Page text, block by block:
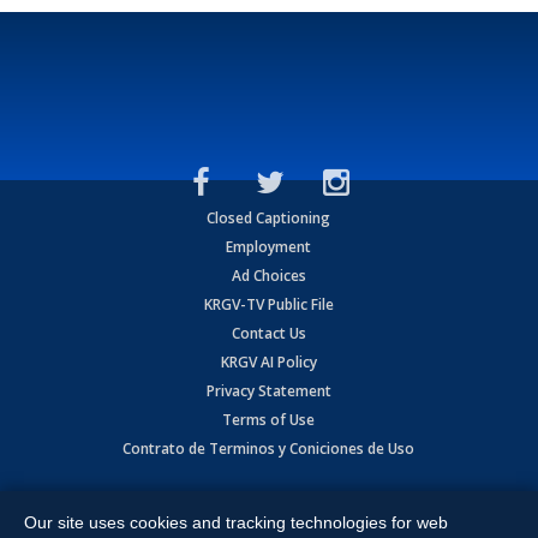
Closed Captioning
Employment
Ad Choices
KRGV-TV Public File
Contact Us
KRGV AI Policy
Privacy Statement
Terms of Use
Contrato de Terminos y Coniciones de Uso
Expressway, Weslaco, TX 78596.
Our site uses cookies and tracking technologies for web